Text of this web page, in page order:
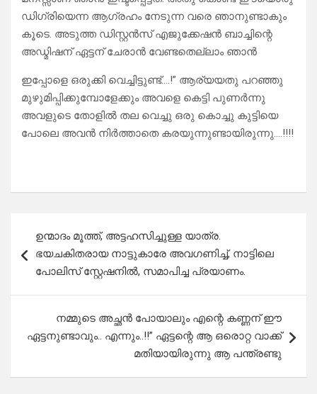
ഡിഗ്രിയെന്ന ആഗ്രഹം നേടുന്ന വരെ ഞാനുണ്ടാകും
കൂടെ. അടുത്ത ഡിസ്റ്റൻസ് എജുക്കേഷൻ ബാച്ചിന്റെ
അഡ്മിഷന് ഏട്ടന് ചേരാൻ വേണ്ടതെല്ലാം ഞാൻ
ഇപ്പോളെ ഒരുക്കി വെച്ചിട്ടുണ്ട്….!” ആര്യയതു പറഞ്ഞു
മുഴുമിപ്പിക്കുമ്പോളേക്കും അവളെ കെട്ടി പുണർന്നു
അവളുടെ തോളിൽ തല വെച്ചു ഒരു കൊച്ചു കുട്ടിയെ
പോലെ അവൻ നിർത്താതെ കരയുന്നുണ്ടായിരുന്നു….!!!!
navigation
ഉന്മാദം മൂത്ത്, അട്ടഹസിച്ചുള്ള യാത്ര.
ഭയചകിതരായ നാട്ടുകാരേ അവഗണിച്ച്, നാട്ടിലെ
പോലിസ് സ്റ്റേഷനിൽ, സമാപിച്ച പ്രയാണം.
നമ്മുടെ അച്ഛൻ പോയാലും എന്റെ കണ്ണന് ഈ
ഏട്ടനുണ്ടാവും.. എന്നും..!!” ഏട്ടന്റെ ആ ഒരൊറ്റ വാക്ക്
മതിയായിരുന്നു ആ പന്ത്രണ്ടു